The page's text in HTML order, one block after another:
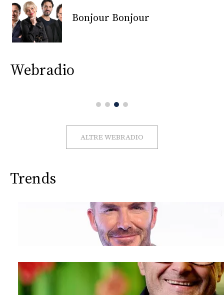
Bonjour Bonjour
Webradio
ALTRE WEBRADIO
Trends